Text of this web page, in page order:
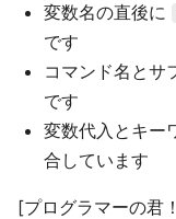
変数名の直後に
です
コマンド名とサ
です
変数代入とキー
合しています
[プログラマーの君